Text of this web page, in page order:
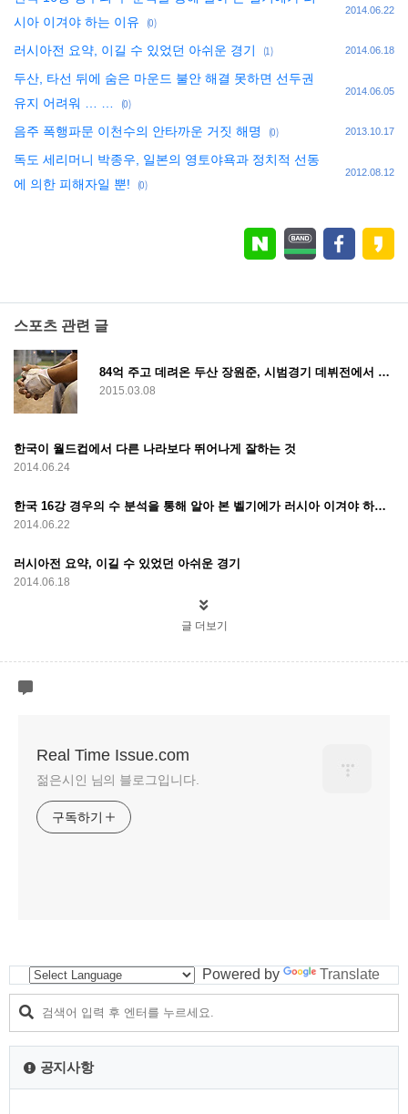
시아 이겨야 하는 이유
(0)
2014.06.22
러시아전 요약, 이길 수 있었던 아쉬운 경기 (1) 2014.06.18
두산, 타선 뒤에 숨은 마운드 불안 해결 못하면 선두권
유지 어려워 … …
(0)
2014.06.05
음주 폭행파문 이천수의 안타까운 거짓 해명 (0) 2013.10.17
독도 세리머니 박종우, 일본의 영토야욕과 정치적 선동
에 의한 피해자일 뿐!
(0)
2012.08.12
스포츠 관련 글
84억 주고 데려온 두산 장원준, 시범경기 데뷔전에서 삼성에 난타 당해… …
2015.03.08
한국이 월드컵에서 다른 나라보다 뛰어나게 잘하는 것
2014.06.24
한국 16강 경우의 수 분석을 통해 알아 본 벨기에가 러시아 이겨야 하는 이유
2014.06.22
러시아전 요약, 이길 수 있었던 아쉬운 경기
2014.06.18
글 더보기
Real Time Issue.com
젊은시인 님의 블로그입니다.
구독하기
Powered by Translate
공지사항